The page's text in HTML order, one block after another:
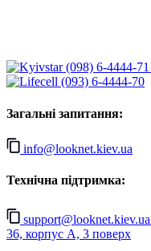
(098) 6-4444-71
(093) 6-4444-70
Загальні запитання:
info@looknet.kiev.ua
Технічна підтримка:
support@looknet.kiev.ua
36, корпус А, 3 поверх